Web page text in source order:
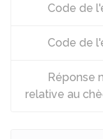
Code de
Code de
Réponse
relative au